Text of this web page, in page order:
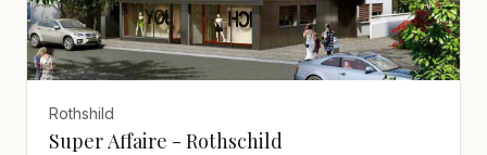
Rothshild
Super Affaire - Rothschild